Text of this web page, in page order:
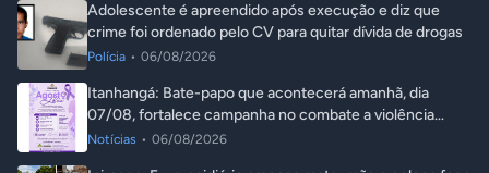
Adolescente é apreendido após execução e diz que
crime foi ordenado pelo CV para quitar dívida de drogas
Polícia • 06/08/2026
Itanhangá: Bate-papo que acontecerá amanhã, dia
07/08, fortalece campanha no combate a violência
contra a mulher
Notícias • 06/08/2026